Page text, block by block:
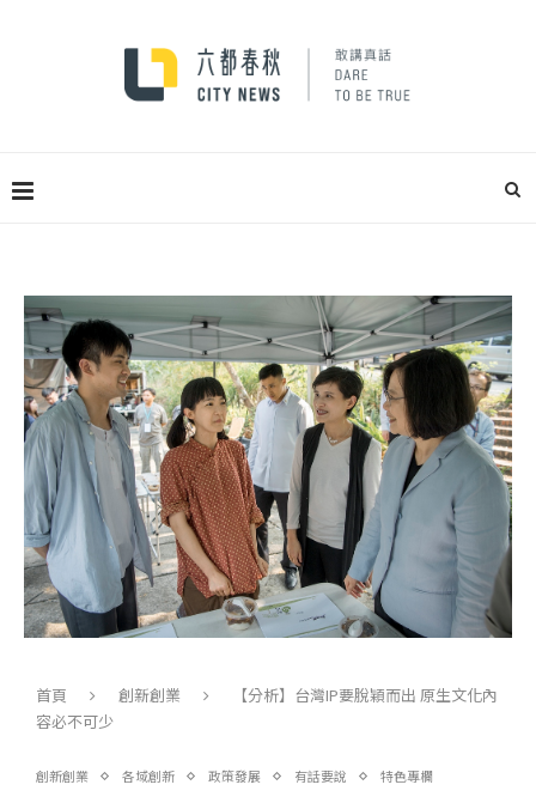
首頁 創新創業
【分析】台灣IP要脫穎而出 原生文化內
容必不可少
創新創業 各域創新 政策發展 有話要說 特色專欄